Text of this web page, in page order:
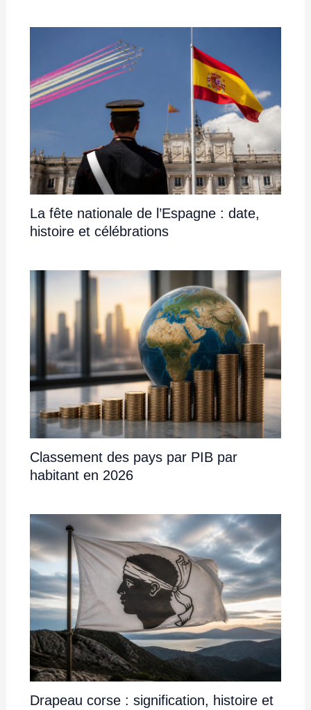
La fête nationale de l’Espagne : date,
histoire et célébrations
Classement des pays par PIB par
habitant en 2026
Drapeau corse : signification, histoire et